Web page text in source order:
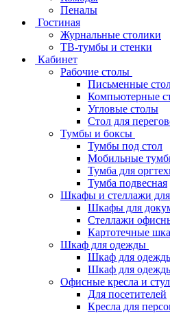
Пеналы
Гостиная
Журнальные столики
ТВ‑тумбы и стенки
Кабинет
Рабочие столы
Письменные
Компьютерные
Угловые столы
Стол для
Тумбы и боксы
Тумбы под стол
Мобильные
Тумба для
Тумба подвесная
Шкафы и стеллажи
Шкафы для
Стеллажи
Картотечные
Шкаф для одежды
Шкаф для
Шкаф для
Офисные кресла и
Для посетителей
Кресла для